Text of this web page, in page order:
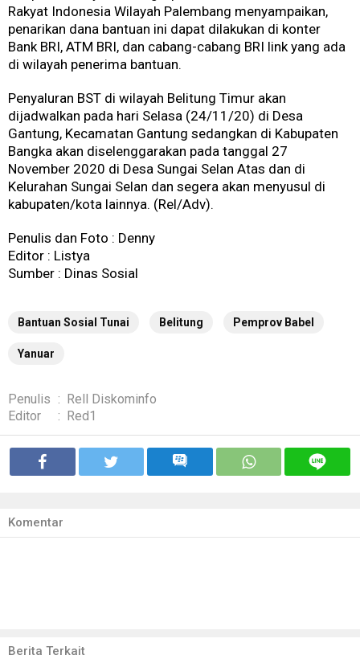
Rakyat Indonesia Wilayah Palembang menyampaikan,
penarikan dana bantuan ini dapat dilakukan di konter
Bank BRI, ATM BRI, dan cabang-cabang BRI link yang ada
di wilayah penerima bantuan.
Penyaluran BST di wilayah Belitung Timur akan
dijadwalkan pada hari Selasa (24/11/20) di Desa
Gantung, Kecamatan Gantung sedangkan di Kabupaten
Bangka akan diselenggarakan pada tanggal 27
November 2020 di Desa Sungai Selan Atas dan di
Kelurahan Sungai Selan dan segera akan menyusul di
kabupaten/kota lainnya. (Rel/Adv).
Penulis dan Foto : Denny
Editor : Listya
Sumber : Dinas Sosial
Bantuan Sosial Tunai Belitung Pemprov Babel
Yanuar
Penulis : Rell Diskominfo
Editor
: Red1
Komentar
Berita Terkait